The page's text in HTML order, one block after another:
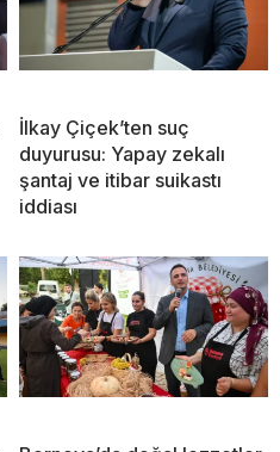
İlkay Çiçek’ten suç
duyurusu: Yapay zekalı
şantaj ve itibar suikastı
iddiası